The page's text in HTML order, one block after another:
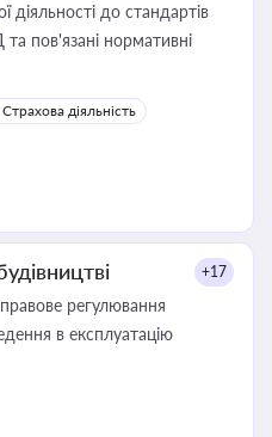
діяльності до стандартів
пов'язані нормативні
Страхова діяльність
+17
регулювання
в експлуатацію